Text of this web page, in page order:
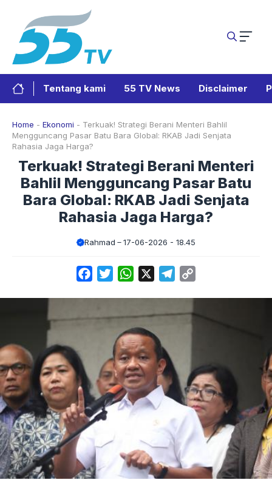
Tentang kami 55 TV News Disclaimer
Home - Ekonomi - Terkuak! Strategi Berani Menteri Bahlil
Mengguncang Pasar Batu Bara Global: RKAB Jadi Senjata
Rahasia Jaga Harga?
Terkuak! Strategi Berani Menteri
Bahlil Mengguncang Pasar Batu
Bara Global: RKAB Jadi Senjata
Rahasia Jaga Harga?
Rahmad 17-06-2026 - 18.45
FacebookTwitterWhatsApp Telegram